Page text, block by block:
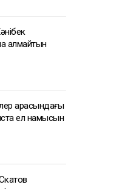
алмайтын
арасындағы
ел намысын